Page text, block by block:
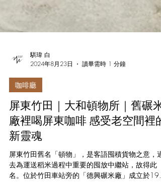
騏瑋 白
2024年8月23日
讀畢需時 1 分鐘